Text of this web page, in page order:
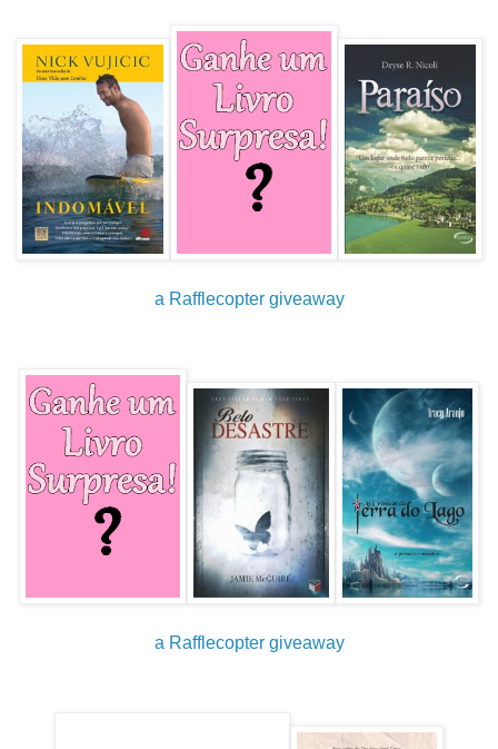
a Rafflecopter giveaway
a Rafflecopter giveaway